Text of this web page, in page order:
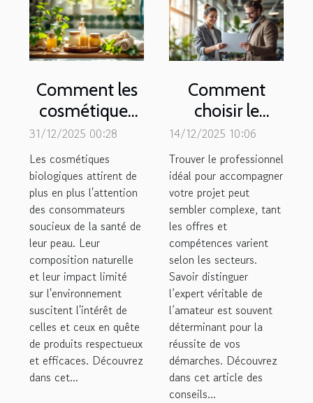
Comment les
cosmétiques
biologiques
influencent-ils
la santé de la
peau ?
31/12/2025 00:28
Les cosmétiques
biologiques attirent de
plus en plus l'attention
des consommateurs
soucieux de la santé de
leur peau. Leur
composition naturelle
et leur impact limité
sur l'environnement
suscitent l'intérêt de
celles et ceux en quête
de produits respectueux
et efficaces. Découvrez
dans cet...
Comment
choisir le
meilleur
professionnel
dans votre
domaine
d'activité ?
14/12/2025 10:06
Trouver le professionnel
idéal pour accompagner
votre projet peut
sembler complexe, tant
les offres et
compétences varient
selon les secteurs.
Savoir distinguer
l’expert véritable de
l’amateur est souvent
déterminant pour la
réussite de vos
démarches. Découvrez
dans cet article des
conseils...